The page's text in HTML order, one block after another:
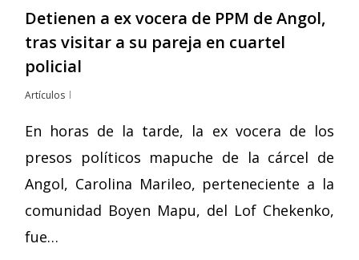
Detienen a ex vocera de PPM de Angol,
tras visitar a su pareja en cuartel
policial
Artículos
En horas de la tarde, la ex vocera de los
presos políticos mapuche de la cárcel de
Angol, Carolina Marileo, perteneciente a la
comunidad Boyen Mapu, del Lof Chekenko,
fue…